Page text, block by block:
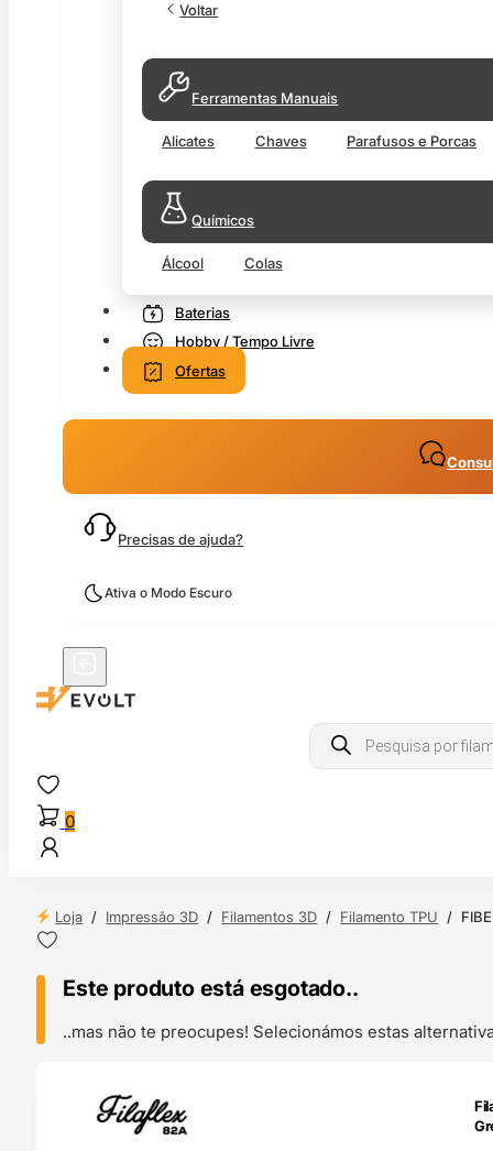
Voltar
Ferramentas Manuais
Alicates Chaves Parafusos e Porcas
Químicos
Álcool Colas
Baterias
Hobby / Tempo Livre
Ofertas
Precisas de ajuda?
Ativa o Modo Escuro
Products
search
0
Loja / Impressão 3D / Filamentos 3D / Filamento TPU /
Este produto está esgotado..
..mas não te preocupes! Selecionámos estas